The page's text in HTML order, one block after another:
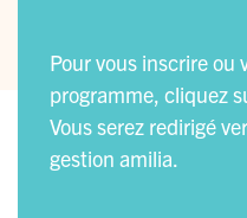
Pour vous inscrire ou
programme, cliquez
Vous serez redirigé
gestion amilia.